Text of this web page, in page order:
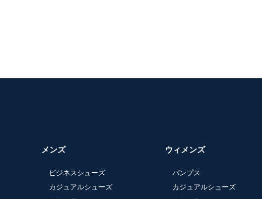
メンズ
ビジネスシューズ
カジュアルシューズ
ウィメンズ
パンプス
カジュアルシューズ